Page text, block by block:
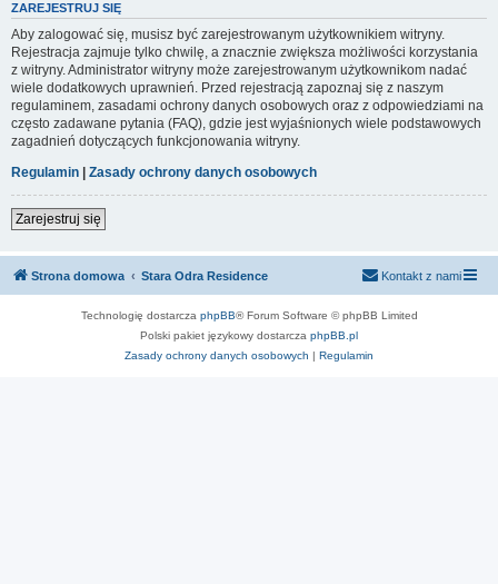
ZAREJESTRUJ SIĘ
Aby zalogować się, musisz być zarejestrowanym użytkownikiem witryny.
Rejestracja zajmuje tylko chwilę, a znacznie zwiększa możliwości korzystania
z witryny. Administrator witryny może zarejestrowanym użytkownikom nadać
wiele dodatkowych uprawnień. Przed rejestracją zapoznaj się z naszym
regulaminem, zasadami ochrony danych osobowych oraz z odpowiedziami na
często zadawane pytania (FAQ), gdzie jest wyjaśnionych wiele podstawowych
zagadnień dotyczących funkcjonowania witryny.
Regulamin | Zasady ochrony danych osobowych
Zarejestruj się
Strona domowa Stara Odra Residence Kontakt z nami
Technologię dostarcza phpBB® Forum Software © phpBB Limited
Polski pakiet językowy dostarcza phpBB.pl
Zasady ochrony danych osobowych | Regulamin